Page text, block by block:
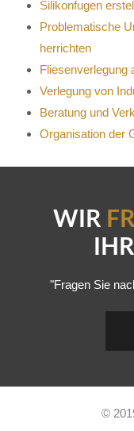
Silikonfugen
Problematische
herrichten
Fliesenverlegung
Verlegung von
Beratung und
Organisation der
WIR
"Fragen Sie
©